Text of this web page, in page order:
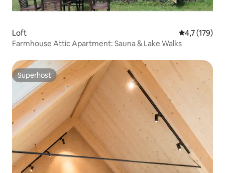
Loft Gemiddelde
4,7 (179)
Farmhouse Attic Apartment: Sauna & Lake Walks
Superhost
Superhost